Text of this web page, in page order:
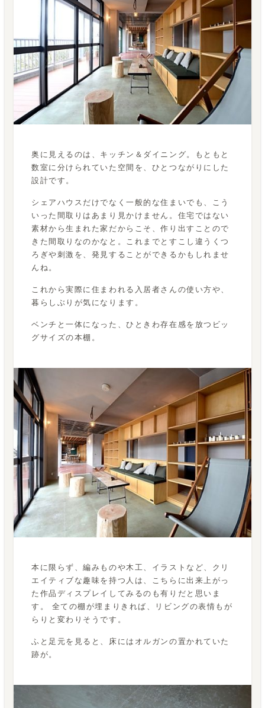
奥に見えるのは、キッチン＆ダイニング。もともと
数室に分けられていた空間を、ひとつながりにした
設計です。
シェアハウスだけでなく一般的な住まいでも、こう
いった間取りはあまり見かけません。住宅ではない
素材から生まれた家だからこそ、作り出すことので
きた間取りなのかなと。これまでとすこし違うくつ
ろぎや刺激を、発見することができるかもしれませ
んね。
これから実際に住まわれる入居者さんの使い方や、
暮らしぶりが気になります。
ベンチと一体になった、ひときわ存在感を放つビッ
グサイズの本棚。
本に限らず、編みものや木工、イラストなど、クリ
エイティブな趣味を持つ人は、こちらに出来上がっ
た作品ディスプレイしてみるのも有りだと思いま
す。 全ての棚が埋まりきれば、リビングの表情もが
らりと変わりそうです。
ふと足元を見ると、床にはオルガンの置かれていた
跡が。